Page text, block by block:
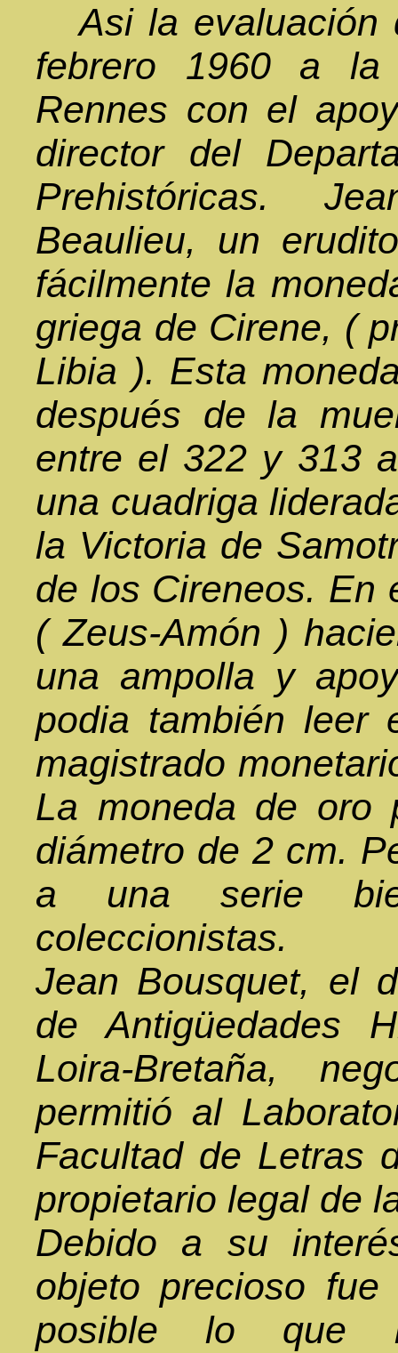
Asi la evaluación
febrero 1960 a la
Rennes con el
director del
Prehistóricas.
Beaulieu, un
fácilmente la
griega de Cirene, (
Libia ). Esta
después de la
entre el 322 y 313
una cuadriga
la Victoria de
de los Cireneos. En
( Zeus-Amón )
una ampolla y
podia también leer
magistrado
La moneda de oro
diámetro de 2 cm.
a una serie
coleccionistas.
Jean Bousquet, el
de Antigüedades
Loira-Bretaña,
permitió al
Facultad de Letras
propietario legal de
Debido a su
objeto precioso
posible lo que